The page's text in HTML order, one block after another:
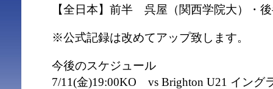
【全日本】前半 呉屋（関西学院大）・
※公式記録は改めてアップ致します。
今後のスケジュール
7/11(金)19:00KO vs Brighton U21 イング